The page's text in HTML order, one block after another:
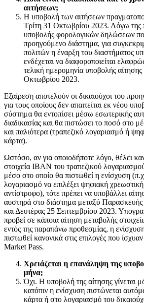
αιτήσεων;
Η υποβολή των αιτήσεων
Τρίτη 31 Οκτωβρίου 2023. Λόγω της
υποβολής φορολογικών δηλώσεων
προηγούμενο διάστημα, για
πολιτών η έναρξη του διαστήματος
ενδέχεται να διαφοροποιείται
τελική ημερομηνία υποβολής αίτησης
Οκτωβρίου 2023.
Εξαίρεση αποτελούν οι δικαιούχοι του
για τους οποίους δεν απαιτείται εκ νέου
σύστημα θα εντοπίσει μέσω εσωτερικής
διαδικασίας και θα πιστώσει το ποσό στο
και παλιότερα (τραπεζικό λογαριασμό ή
κάρτα).
Ωστόσο, αν για οποιοδήποτε λόγο, θέλει
στοιχεία ΙΒΑΝ του τραπεζικού
μέσο στο οποίο θα πιστωθεί η ενίσχυση
λογαριασμό να επιλέξει ψηφιακή
αντίστροφο), τότε πρέπει να υποβάλλει
αυστηρά στο διάστημα μεταξύ
και Δευτέρας 25 Σεπτεμβρίου 2023.
προβεί σε κάποια αίτηση μεταβολής
εντός της παραπάνω προθεσμίας, η
πιστωθεί κανονικά στις επιλογές που
Market Pass.
Χρειάζεται η επανάληψη της
μήνα;
Όχι. Η υποβολή της αίτησης γίνεται
κατόπιν η ενίσχυση πιστώνεται
κάρτα ή στο λογαριασμό του